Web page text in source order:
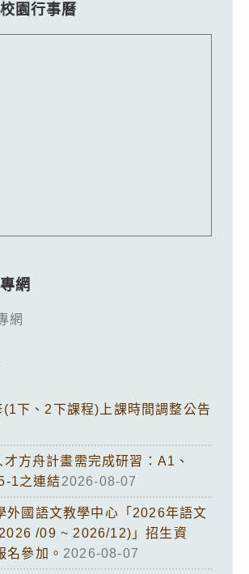
園行事曆
網
網
下、2下課程)上課時間調整公告
方舟計畫需完成研習：A1、
1之連結2026-08-07
外國語文教學中心「2026年語文
/09 ~ 2026/12)」招生資
名參加。 2026-08-07